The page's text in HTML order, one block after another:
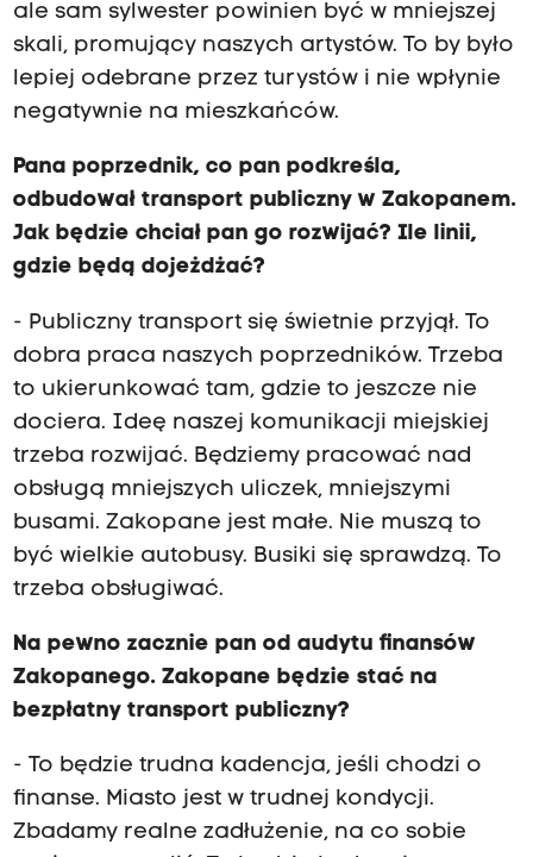
ale sam sylwester powinien być w mniejszej
skali, promujący naszych artystów. To by było
lepiej odebrane przez turystów i nie wpłynie
negatywnie na mieszkańców.
Pana poprzednik, co pan podkreśla,
odbudował transport publiczny w Zakopanem.
Jak będzie chciał pan go rozwijać? Ile linii,
gdzie będą dojeżdżać?
- Publiczny transport się świetnie przyjął. To
dobra praca naszych poprzedników. Trzeba
to ukierunkować tam, gdzie to jeszcze nie
dociera. Ideę naszej komunikacji miejskiej
trzeba rozwijać. Będziemy pracować nad
obsługą mniejszych uliczek, mniejszymi
busami. Zakopane jest małe. Nie muszą to
być wielkie autobusy. Busiki się sprawdzą. To
trzeba obsługiwać.
Na pewno zacznie pan od audytu finansów
Zakopanego. Zakopane będzie stać na
bezpłatny transport publiczny?
- To będzie trudna kadencja, jeśli chodzi o
finanse. Miasto jest w trudnej kondycji.
Zbadamy realne zadłużenie, na co sobie